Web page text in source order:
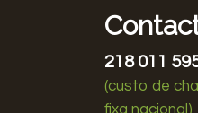
218 011
(custo de
fixa nacional)